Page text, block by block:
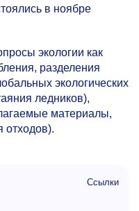
в ноябре
экологии как
разделения
экологических
ледников),
материалы,
отходов).
Ссылки